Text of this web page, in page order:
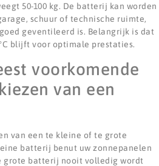
50-100 kg. De batterij kan worden
schuur of technische ruimte,
geventileerd is. Belangrijk is dat
blijft voor optimale prestaties.
voorkomende
van een
van een te kleine of te grote
batterij benut uw zonnepanelen
batterij nooit volledig wordt